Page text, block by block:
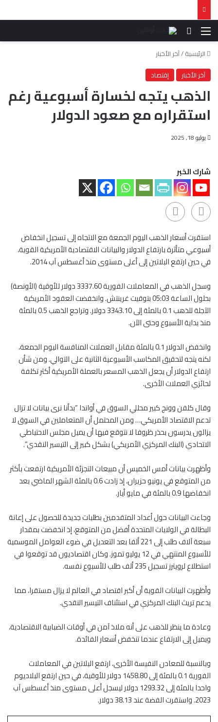
القائمة بحث عن
الرئيسية/آخر الأخبار
آخر الأخبار
إقتصاد
الذهب يتجه لخسارة أسبوعية رغم
استقراره مع صعود الدولار
يوليو 18, 2025
شارك الخبر
استقرت أسعار الذهب اليوم الجمعة مع الاتجاه إلى تسجيل انخفاض
أسبوعي متأثرة بارتفاع الدولار والبيانات الاقتصادية الأمريكية القوية،
في حين ارتفع البلاتين إلى أعلى مستوى منذ أغسطس آب 2014.
وسجل الذهب في المعاملات الفورية 3337.60 دولار للأوقية (الأونصة)
بحلول الساعة 05:03 بتوقيت غرينتش. وانخفضت العقود الأمريكية
الآجلة للذهب 0.1 بالمئة إلى 3343.10 دولار. وتراجع الذهب 0.5 بالمئة
منذ بداية الأسبوع وحتى الآن.
وانخفض الدولار 0.1 بالمئة مقابل العملات المنافسة اليوم الجمعة،
لكنه يتجه لتحقيق المكاسب الأسبوعية الثانية على التوالي. ومن شأن
ارتفاع الدولار أن يجعل الذهب المسعر بالعملة الأمريكية أكثر تكلفة
لحائزي العملات الأخرى.
وقال كلفن وونج كبير محللي السوق في أواندا “بدأنا نرى بيانات لا تزال
تدعم الاقتصاد الأمريكي… ومن المحتمل أن المتعاملين في السوق لا
يزالون يدرسون بحذر ظروفا لا نتوقع فيها أن يميل مجلس الاحتياطي
الاتحادي (البنك المركزي الأمريكي) بشكل كبير إلى التيسير النقدي”.
وأظهرت بيانات أمس الخميس أن مبيعات التجزئة الأمريكية ارتفعت بأكثر
من المتوقع في يونيو حزيران، إذ زادت 0.6 بالمئة الشهر الماضي بعد
انخفاضها 0.9 بالمئة في مايو أيار.
وجاءت البيانات حول أعداد المتقدمين بطلبات جديدة للحصول على إعانة
البطالة في الولايات المتحدة أفضل من المتوقع، إذ انخفضت بمقدار
سبعة آلاف طلب إلى 221 ألفا بعد التعديل في ضوء العوامل الموسمية
للأسبوع المنتهي في 12 يوليو تموز. وكان اقتصاديون قد توقعوا في
استطلاع لرويترز تسجيل 235 ألف طلب للأسبوع نفسه.
وأظهرت البيانات القوية أن أكبر اقتصاد في العالم لا يزال مستقرا، مما
يدعم تريث البنك المركزي في استئناف التيسير النقدي.
وعادة ما ينظر للذهب على أنه ملاذ آمن في أوقات الضبابية الاقتصادية،
ويميل إلى الارتفاع عندما تنخفض أسعار الفائدة.
وبالنسبة للمعادن النفيسة الأخرى، ارتفع البلاتين في المعاملات
الفورية 0.1 بالمئة إلى 1458.80 دولار للأوقية، في حين ارتفع البلاديوم
واحدا بالمئة إلى 1293.32 دولار ليسجل أعلى مستوى منذ أغسطس آب
2023. واستقرت الفضة عند 38.13 دولار.